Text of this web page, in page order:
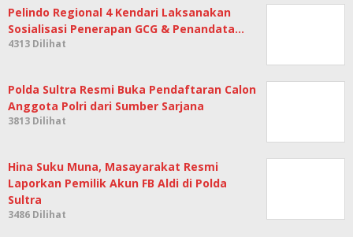
Pelindo Regional 4 Kendari Laksanakan
Sosialisasi Penerapan GCG & Penandata…
4313 Dilihat
Polda Sultra Resmi Buka Pendaftaran Calon
Anggota Polri dari Sumber Sarjana
3813 Dilihat
Hina Suku Muna, Masayarakat Resmi
Laporkan Pemilik Akun FB Aldi di Polda
Sultra
3486 Dilihat